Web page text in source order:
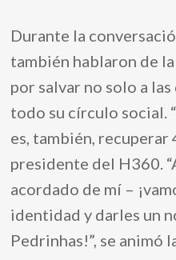
Durante la
también hablaron de
por salvar no solo a
todo su círculo social.
es, también, recuperar
presidente del H360.
acordado de mí –
identidad y darles un
Pedrinhas!”, se animó